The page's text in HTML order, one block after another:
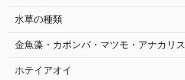
水草の種類
金魚藻・カボンバ・マツモ・アナカリス
ホテイアオイ